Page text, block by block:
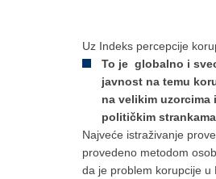
Uz Indeks percepcije
To je globalno i
javnost na temu
na velikim
političkim
Najveće istraživanje
provedeno metodom
da je problem korupcije u